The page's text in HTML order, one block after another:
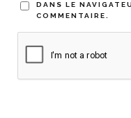
DANS LE
COMMENTAIRE.